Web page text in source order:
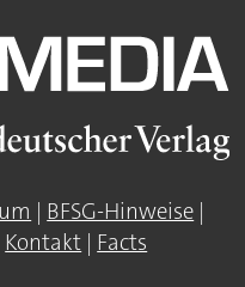
BFSG-Hinweise
Kontakt Facts